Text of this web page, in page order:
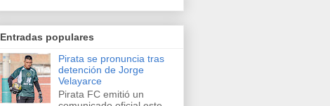
Entradas populares
Pirata se pronuncia tras
detención de Jorge
Velayarce
Pirata FC emitió un